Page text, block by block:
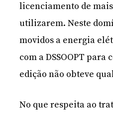
licenciamento de
utilizarem. Neste
movidos a energia
com a DSSOOPT
edição não obteve
No que respeita ao